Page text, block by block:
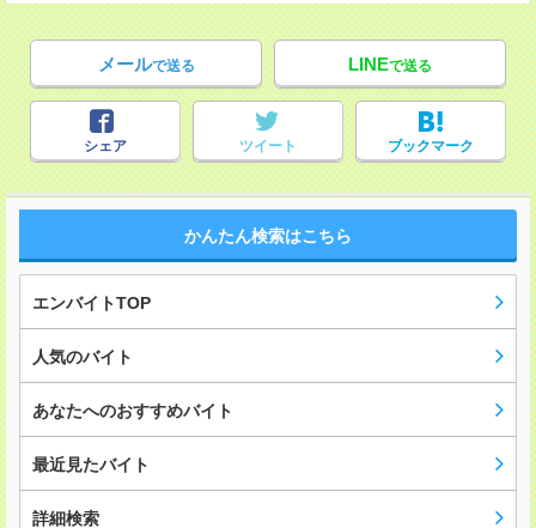
メールで送る LINEで送る
シェア ツイート ブックマーク
かんたん検索はこちら
エンバイトTOP
人気のバイト
あなたへのおすすめバイト
最近見たバイト
詳細検索